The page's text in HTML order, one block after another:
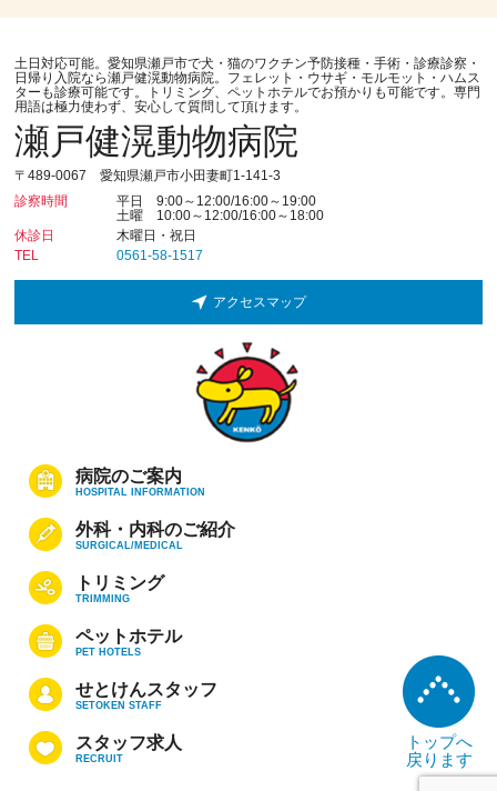
土日対応可能。愛知県瀬戸市で犬・猫のワクチン予防接種・手術・診療診察・
日帰り入院なら瀬戸健滉動物病院。フェレット・ウサギ・モルモット・ハムス
ターも診療可能です。トリミング、ペットホテルでお預かりも可能です。専門
用語は極力使わず、安心して質問して頂けます。
瀬戸健滉動物病院
〒489-0067 愛知県瀬戸市小田妻町1-141-3
診察時間
平日 9:00～12:00/16:00～19:00
土曜 10:00～12:00/16:00～18:00
休診日
木曜日・祝日
TEL
0561-58-1517
アクセスマップ
病院のご案内
HOSPITAL INFORMATION
外科・内科のご紹介
SURGICAL/MEDICAL
トリミング
TRIMMING
ペットホテル
PET HOTELS
せとけんスタッフ
SETOKEN STAFF
スタッフ求人
RECRUIT
トップへ
戻ります